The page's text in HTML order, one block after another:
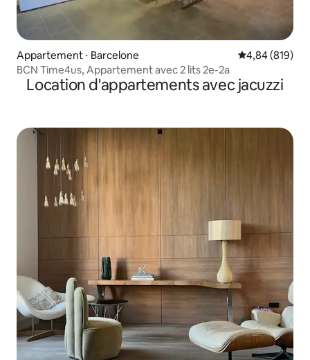
Appartement ⋅ Barcelone Évaluation
4,84 (819)
BCN Time4us, Appartement avec 2 lits 2e-2a
Location d'appartements avec jacuzzi